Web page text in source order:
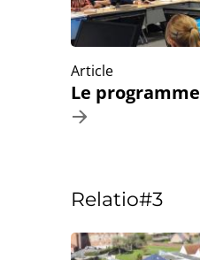
Article
Le
Relatio#3